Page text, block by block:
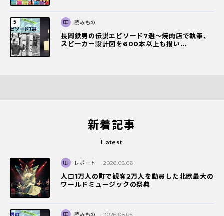
読みもの
長岡鉄男の伝説エピソード7選〜焼肉店で執筆、
スピーカー設計図を600本以上も描い...
新着記事
Latest
レポート 2026.08.06
人口1万人の町で観客2万人を動員した北欧最大の
ワールドミュージックの祭典
読みもの 2026.08.05